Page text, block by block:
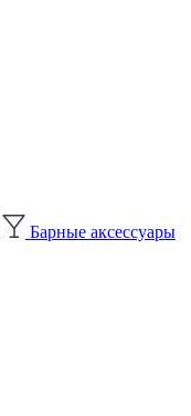
Барные аксессуары